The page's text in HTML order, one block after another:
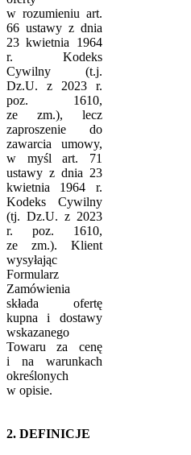
w rozumieniu art.
66 ustawy z dnia
23 kwietnia 1964
r. Kodeks
Cywilny (t.j.
Dz.U. z 2023 r.
poz. 1610,
ze zm.), lecz
zaproszenie do
zawarcia umowy,
w myśl art. 71
ustawy z dnia 23
kwietnia 1964 r.
Kodeks Cywilny
(tj. Dz.U. z 2023
r. poz. 1610,
ze zm.). Klient
wysyłając
Formularz
Zamówienia
składa ofertę
kupna i dostawy
wskazanego
Towaru za cenę
i na warunkach
określonych
w opisie.
2. DEFINICJE